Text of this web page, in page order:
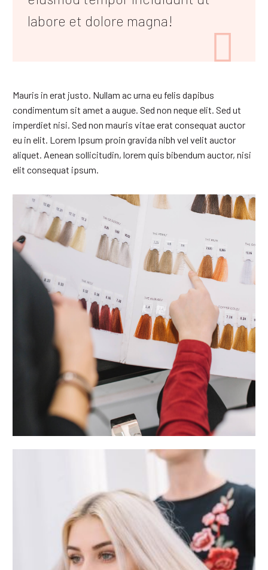
labore et dolore magna!

Mauris in erat justo. Nullam ac urna eu felis dapibus
condimentum sit amet a augue. Sed non neque elit. Sed ut
imperdiet nisi. Sed non mauris vitae erat consequat auctor
eu in elit. Lorem Ipsum proin gravida nibh vel velit auctor
aliquet. Aenean sollicitudin, lorem quis bibendum auctor, nisi
elit consequat ipsum.